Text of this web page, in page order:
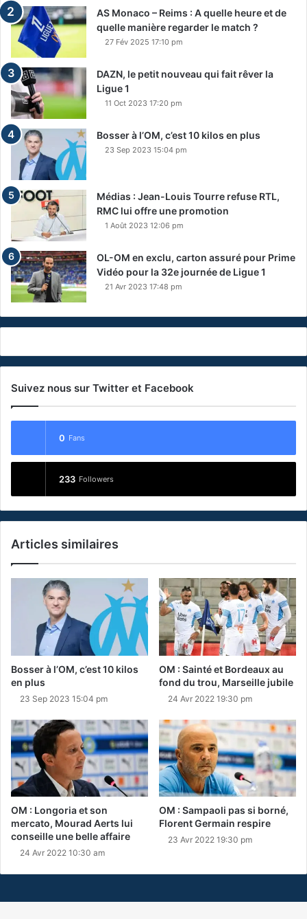
AS Monaco – Reims : A quelle heure et de
quelle manière regarder le match ?
27 Fév 2025 17:10 pm
DAZN, le petit nouveau qui fait rêver la
Ligue 1
11 Oct 2023 17:20 pm
Bosser à l’OM, c’est 10 kilos en plus
23 Sep 2023 15:04 pm
Médias : Jean-Louis Tourre refuse RTL,
RMC lui offre une promotion
1 Août 2023 12:06 pm
OL-OM en exclu, carton assuré pour Prime
Vidéo pour la 32e journée de Ligue 1
21 Avr 2023 17:48 pm
Suivez nous sur Twitter et Facebook
0 Fans
233 Followers
Articles similaires
Bosser à l’OM, c’est 10 kilos
en plus
23 Sep 2023 15:04 pm
OM : Sainté et Bordeaux au
fond du trou, Marseille jubile
24 Avr 2022 19:30 pm
OM : Longoria et son
mercato, Mourad Aerts lui
conseille une belle affaire
24 Avr 2022 10:30 am
OM : Sampaoli pas si borné,
Florent Germain respire
23 Avr 2022 19:30 pm